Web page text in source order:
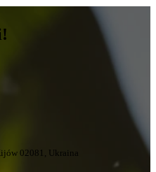
02081, Ukraina